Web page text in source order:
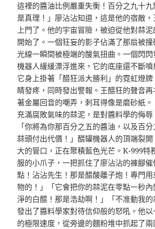
這裡的醬油比例嚴重失衡！百分之九十
是真理！」廖沾沾知道，這是他的宿敵
上門了。他的宇宙冒險，被迫從他對蒜
開始了。一個狂妄的影子佔滿了那扇被撞
光線一瞬間被極端的酸氣扭曲。一個閃
機器人緩緩漂浮進來，它的底座還不斷噴
它身上掛著「醋狂派大勝利」的霓虹燈
睛發疼，同時發出警報。王醋狂的聲音
著金屬回音的嘲弄，刺耳得像是磨砂紙
充滿腐敗氣味的蒜泥，是對醬料學的侮辱
「你將為你那百分之五的醬油，以及百
蒜頭付出代價！」醋罐機器人的頂端裂
大的管口，正在聚積藍色光芒。K-999特
服的小爪子，一把抓住了廖沾沾的褲腳
點！沾沾先生！那是醋酸離子炮！專門
物的！」「它會把你的蒜泥在零點一秒
淨的白醋！那是浩劫啊！」「不准動我
發出了醬料學家對待信仰般的怒吼。他
的極限速度，從旁邊的麵粉堆中抓起了